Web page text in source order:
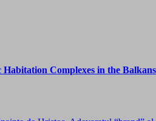
Habitation Complexes in the